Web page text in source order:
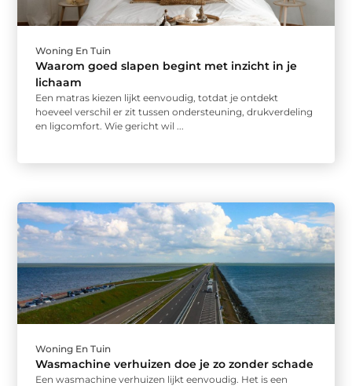
Woning En Tuin
Waarom goed slapen begint met inzicht in je
lichaam
Een matras kiezen lijkt eenvoudig, totdat je ontdekt
hoeveel verschil er zit tussen ondersteuning, drukverdeling
en ligcomfort. Wie gericht wil ...
Woning En Tuin
Wasmachine verhuizen doe je zo zonder schade
Een wasmachine verhuizen lijkt eenvoudig. Het is een